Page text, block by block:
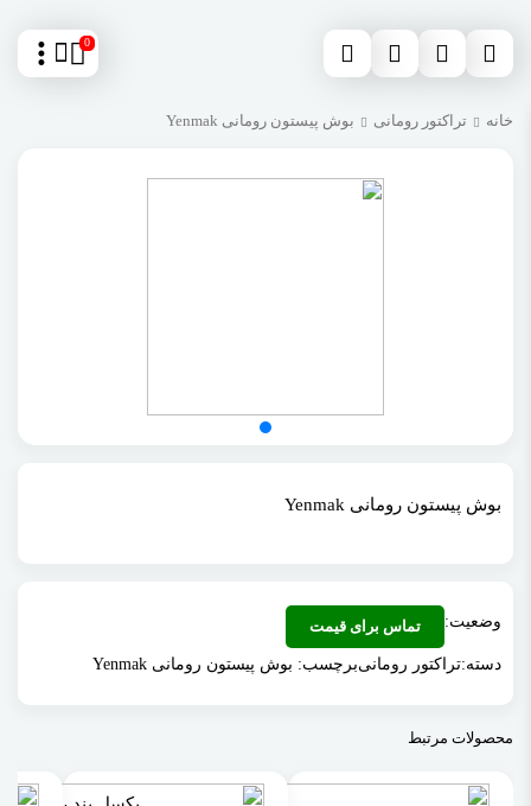
0
خانه تراکتور رومانی بوش پیستون رومانی Yenmak
بوش پیستون رومانی Yenmak
وضعیت: تماس برای قیمت
دسته:تراکتور رومانیبرچسب: بوش پیستون رومانی Yenmak
محصولات مرتبط